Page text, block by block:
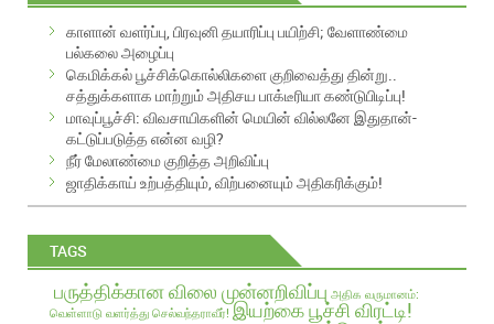
A
காளான் வளர்ப்பு, பிரவுனி தயாரிப்பு பயிற்சி; வேளாண்மை
பல்கலை அழைப்பு
கெமிக்கல் பூச்சிக்கொல்லிகளை குறிவைத்து தின்று..
சத்துக்களாக மாற்றும் அதிசய பாக்டீரியா கண்டுபிடிப்பு!
மாவுப்பூச்சி: விவசாயிகளின் மெயின் வில்லனே இதுதான்-
கட்டுப்படுத்த என்ன வழி?
நீர் மேலாண்மை குறித்த அறிவிப்பு
ஜாதிக்காய் உற்பத்தியும், விற்பனையும் அதிகரிக்கும்!
TAGS
பருத்திக்கான விலை முன்னறிவிப்பு அதிக வருமானம்:
வெள்ளாடு வளர்த்து செல்வந்தராவீர்! இயற்கை பூச்சி விரட்டி!